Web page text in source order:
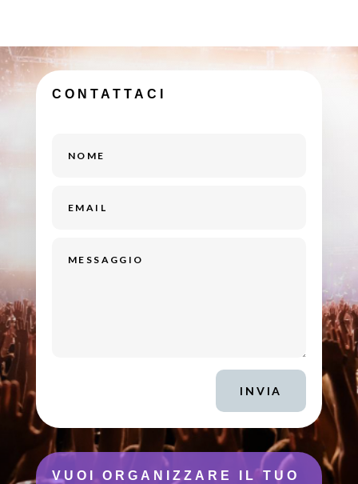
CONTATTACI
INVIA
VUOI ORGANIZZARE IL TUO